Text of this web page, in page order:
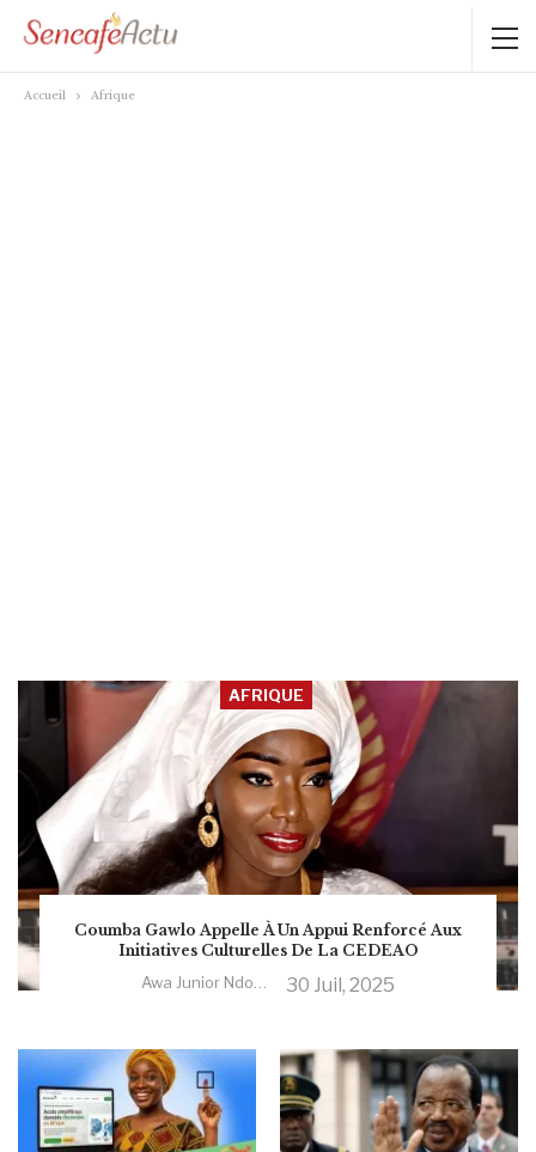
Accueil Afrique
AFRIQUE
Coumba Gawlo Appelle À Un Appui Renforcé Aux
Initiatives Culturelles De La CEDEAO
30 Juil, 2025